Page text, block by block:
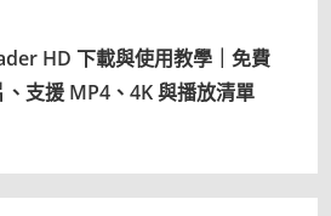
HD 下載與使用教學｜免費
支援 MP4、4K 與播放清單